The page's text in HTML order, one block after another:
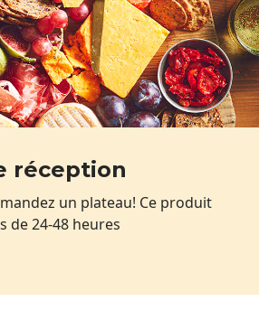
réception
un plateau! Ce produit
de 24-48 heures